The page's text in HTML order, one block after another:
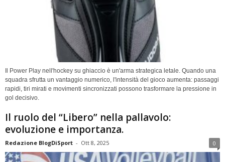
Il Power Play nell'hockey su ghiaccio è un'arma strategica letale. Quando una
squadra sfrutta un vantaggio numerico, l'intensità del gioco aumenta: passaggi
rapidi, tiri mirati e movimenti sincronizzati possono trasformare la pressione in
gol decisivo.
Il ruolo del “Libero” nella pallavolo:
evoluzione e importanza.
Redazione BlogDiSport - Ott 8, 2025 0